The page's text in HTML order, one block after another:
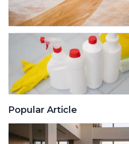
Popular Article